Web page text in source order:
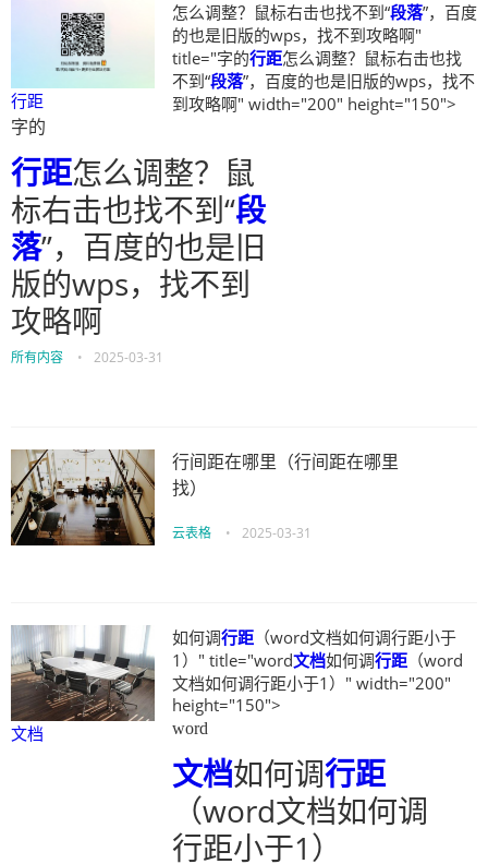
行距
怎么调整？鼠标右击也找不到“段落”，百度
的也是旧版的wps，找不到攻略啊"
title="字的行距怎么调整？鼠标右击也找
不到“段落”，百度的也是旧版的wps，找不
到攻略啊" width="200" height="150">
字的
行距怎么调整？鼠
标右击也找不到“段
落”，百度的也是旧
版的wps，找不到
攻略啊
所有内容 • 2025-03-31
行间距在哪里（行间距在哪里
找）
云表格 • 2025-03-31
文档
如何调行距 （word文档如何调行距小于
1）" title="word文档如何调行距 （word
文档如何调行距小于1）" width="200"
height="150">
word
文档如何调行距
（word文档如何调
行距小于1）